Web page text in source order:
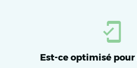
Est-ce optimisé